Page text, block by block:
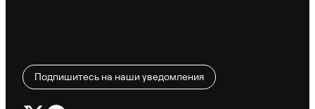
Подпишитесь на наши уведомления